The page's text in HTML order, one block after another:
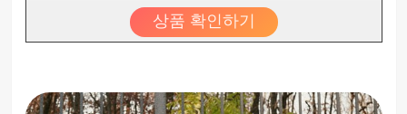
상품 확인하기